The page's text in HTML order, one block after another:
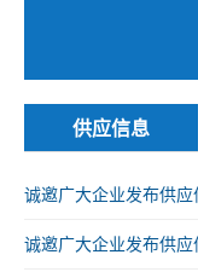
供应信息
诚邀广大企业发布供应
诚邀广大企业发布供应